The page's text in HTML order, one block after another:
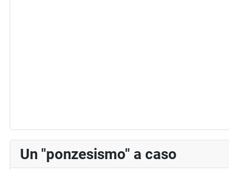
Un "ponzesismo" a caso